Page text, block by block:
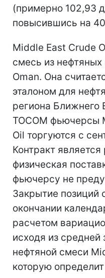
(примерно 102,93
повысившись на 40
Middle East Crude
смесь из
Oman. Она
эталоном для
региона Ближнего
TOCOM фьючерсы
Oil торгуются с
Контракт
физическая
фьючерсу не
Закрытие позиций
окончании
расчетом
исходя из
нефтяной смеси
которую